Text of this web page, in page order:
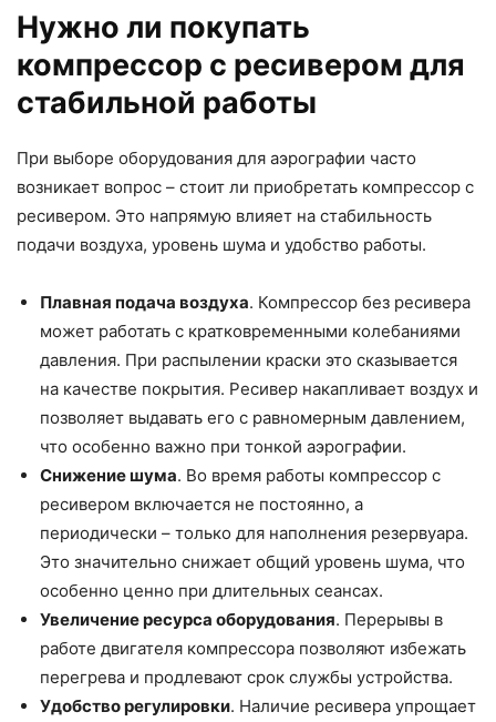
Нужно ли покупать
компрессор с ресивером для
стабильной работы
При выборе оборудования для аэрографии часто
возникает вопрос – стоит ли приобретать компрессор с
ресивером. Это напрямую влияет на стабильность
подачи воздуха, уровень шума и удобство работы.
Плавная подача воздуха. Компрессор без ресивера
может работать с кратковременными колебаниями
давления. При распылении краски это сказывается
на качестве покрытия. Ресивер накапливает воздух и
позволяет выдавать его с равномерным давлением,
что особенно важно при тонкой аэрографии.
Снижение шума. Во время работы компрессор с
ресивером включается не постоянно, а
периодически – только для наполнения резервуара.
Это значительно снижает общий уровень шума, что
особенно ценно при длительных сеансах.
Увеличение ресурса оборудования. Перерывы в
работе двигателя компрессора позволяют избежать
перегрева и продлевают срок службы устройства.
Удобство регулировки. Наличие ресивера упрощает